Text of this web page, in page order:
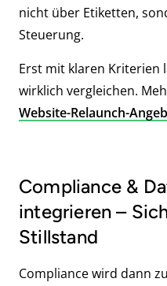
nicht über Etiketten,
Steuerung.
Erst mit klaren Kriterien
wirklich vergleichen.
Website-Relaunch-
Compliance &
integrieren –
Stillstand
Compliance wird dann